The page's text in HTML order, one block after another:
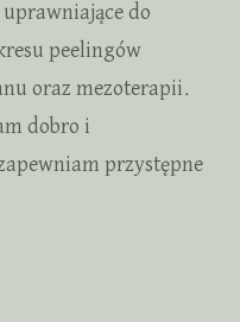
do
peelingów
oraz mezoterapii.
dobro i
przystępne